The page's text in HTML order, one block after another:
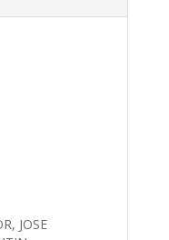
JOSE